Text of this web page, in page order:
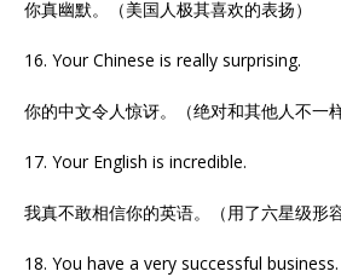
你真幽默。（美国人极其喜欢的表扬）
16. Your Chinese is really surprising.
你的中文令人惊讶。（绝对和其他人不一
17. Your English is incredible.
我真不敢相信你的英语。（用了六星级形容
18. You have a very successful business.